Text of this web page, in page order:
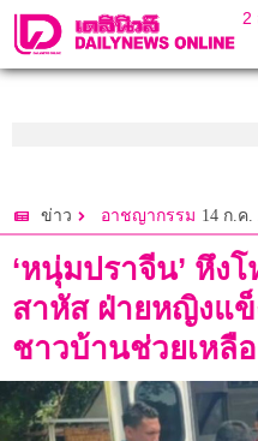
2
ข่าว อาชญากรรม 14 ก.ค.
‘หนุ่มปราจีน’ หึง
สาหัส ฝ่ายหญิงแข็
ชาวบ้านช่วยเหลือ